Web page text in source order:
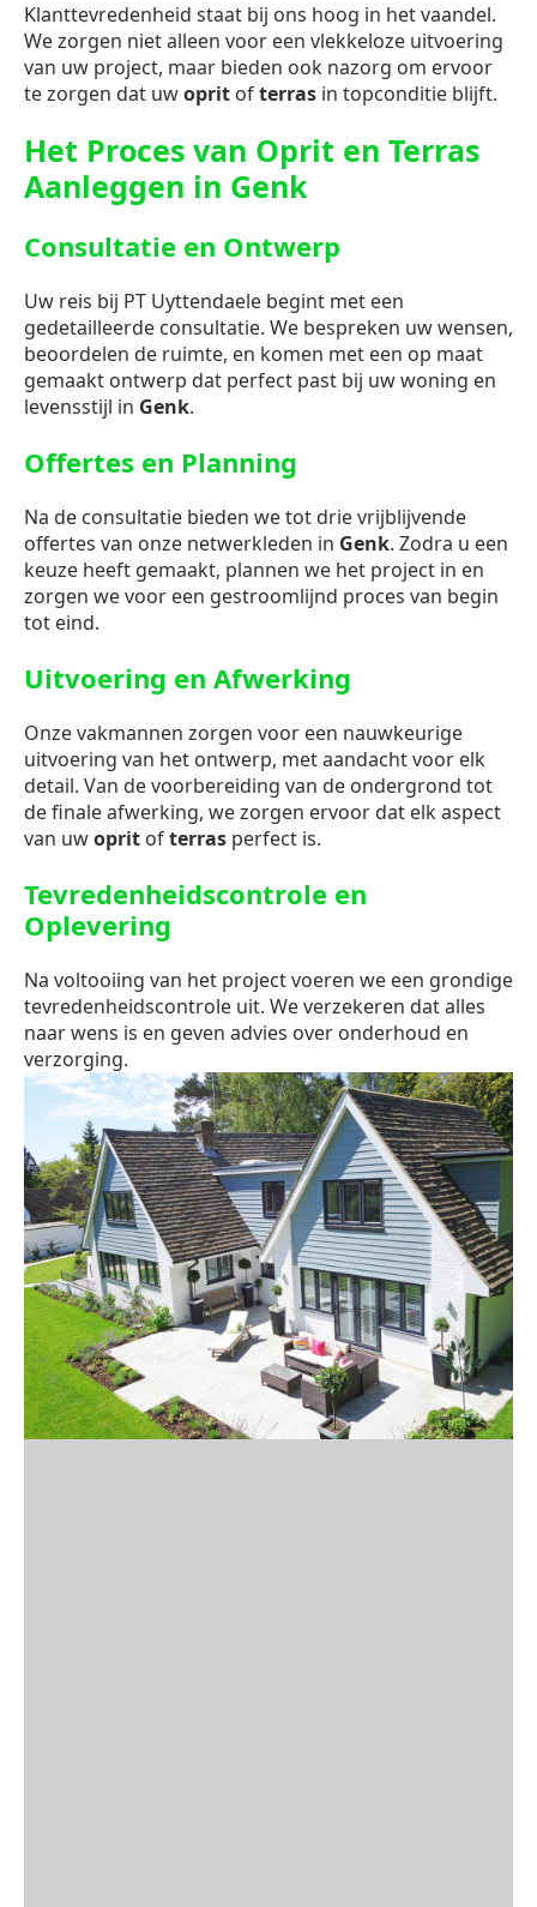
Klanttevredenheid staat bij ons hoog in het vaandel.
We zorgen niet alleen voor een vlekkeloze uitvoering
van uw project, maar bieden ook nazorg om ervoor
te zorgen dat uwoprit ofterras in topconditie blijft.
Het Proces van Oprit en Terras
Aanleggen in Genk
Consultatie en Ontwerp
Uw reis bij PT Uyttendaele begint met een
gedetailleerde consultatie. We bespreken uw wensen,
beoordelen de ruimte, en komen met een op maat
gemaakt ontwerp dat perfect past bij uw woning en
levensstijl in Genk.
Offertes en Planning
Na de consultatie bieden we tot drie vrijblijvende
offertes van onze netwerkleden in Genk. Zodra u een
keuze heeft gemaakt, plannen we het project in en
zorgen we voor een gestroomlijnd proces van begin
tot eind.
Uitvoering en Afwerking
Onze vakmannen zorgen voor een nauwkeurige
uitvoering van het ontwerp, met aandacht voor elk
detail. Van de voorbereiding van de ondergrond tot
de finale afwerking, we zorgen ervoor dat elk aspect
van uwoprit ofterras perfect is.
Tevredenheidscontrole en
Oplevering
Na voltooiing van het project voeren we een grondige
tevredenheidscontrole uit. We verzekeren dat alles
naar wens is en geven advies over onderhoud en
verzorging.